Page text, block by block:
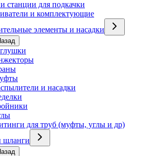
станции для подкачки
и комплектующие
элементы и насадки
и насадки
для труб (муфты, углы и др)
шланги